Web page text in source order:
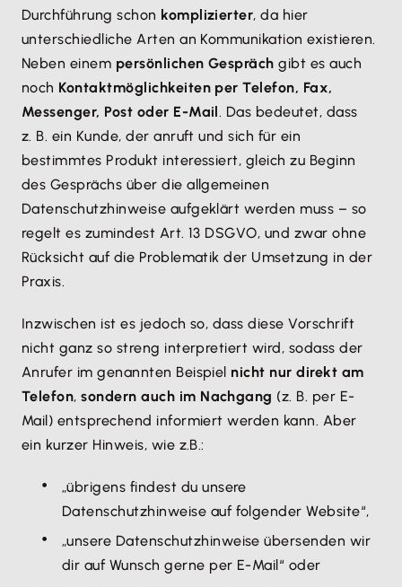
Durchführung schon komplizierter, da hier
unterschiedliche Arten an Kommunikation existieren.
Neben einem persönlichen Gesprächgibt es auch
noch Kontaktmöglichkeiten per Telefon, Fax,
Messenger, Post oder E-Mail. Das bedeutet, dass
z. B. ein Kunde, der anruft und sich für ein
bestimmtes Produkt interessiert, gleich zu Beginn
des Gesprächs über die allgemeinen
Datenschutzhinweise aufgeklärt werden muss – so
regelt es zumindest Art. 13 DSGVO, und zwar ohne
Rücksicht auf die Problematik der Umsetzung in der
Praxis.
Inzwischen ist es jedoch so, dass diese Vorschrift
nicht ganz so streng interpretiert wird, sodass der
Anrufer im genannten Beispiel nicht nur direkt am
Telefon,sondern auch im Nachgang (z. B. per E-
Mail) entsprechend informiert werden kann. Aber
ein kurzer Hinweis, wie z.B.:
„übrigens findest du unsere
Datenschutzhinweise auf folgender Website“,
„unsere Datenschutzhinweise übersenden wir
dir auf Wunsch gerne per E-Mail“ oder